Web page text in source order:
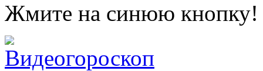
Жмите на синюю кнопку!